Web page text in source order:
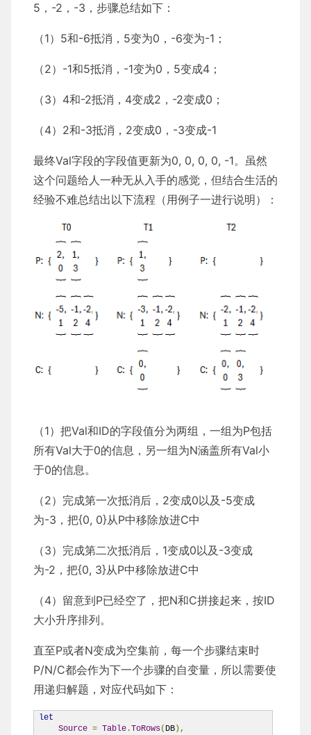
5，-2，-3，步骤总结如下：
（1）5和-6抵消，5变为0，-6变为-1；
（2）-1和5抵消，-1变为0，5变成4；
（3）4和-2抵消，4变成2，-2变成0；
（4）2和-3抵消，2变成0，-3变成-1
最终Val字段的字段值更新为0, 0, 0, 0, -1。虽然
这个问题给人一种无从入手的感觉，但结合生活的
经验不难总结出以下流程（用例子一进行说明）：
（1）把Val和ID的字段值分为两组，一组为P包括
所有Val大于0的信息，另一组为N涵盖所有Val小
于0的信息。
（2）完成第一次抵消后，2变成0以及-5变成
为-3，把{0, 0}从P中移除放进C中
（3）完成第二次抵消后，1变成0以及-3变成
为-2，把{0, 3}从P中移除放进C中
（4）留意到P已经空了，把N和C拼接起来，按ID
大小升序排列。
直至P或者N变成为空集前，每一个步骤结束时
P/N/C都会作为下一个步骤的自变量，所以需要使
用递归解题，对应代码如下：
let
Source = Table .ToRows( DB),